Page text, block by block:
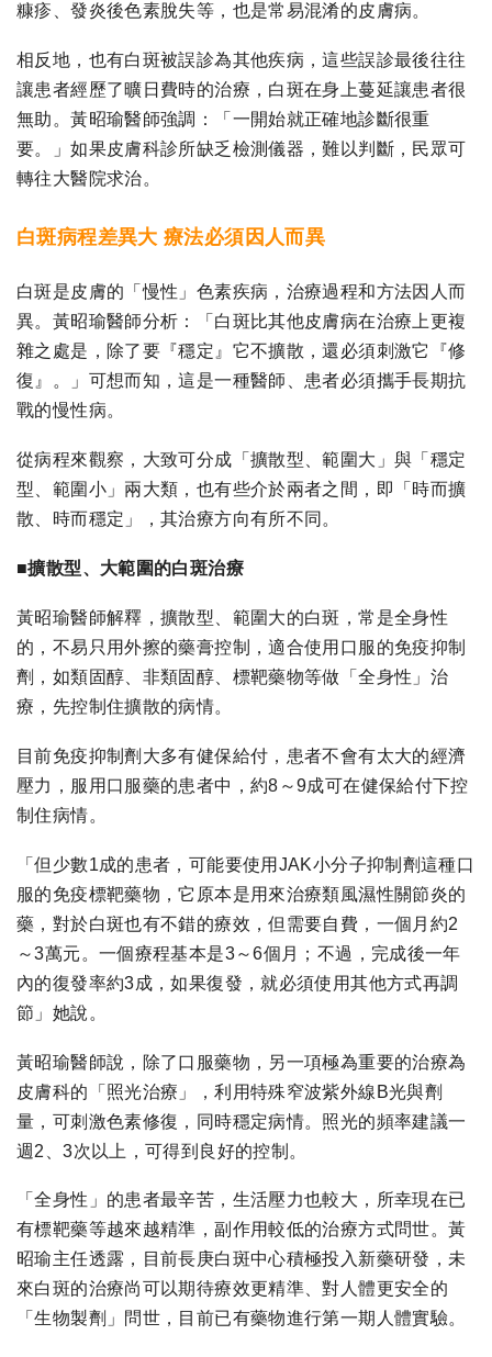
糠疹、發炎後色素脫失等，也是常易混淆的皮膚病。
相反地，也有白斑被誤診為其他疾病，這些誤診最後往往
讓患者經歷了曠日費時的治療，白斑在身上蔓延讓患者很
無助。黃昭瑜醫師強調：「一開始就正確地診斷很重
要。」如果皮膚科診所缺乏檢測儀器，難以判斷，民眾可
轉往大醫院求治。
白斑病程差異大 療法必須因人而異
白斑是皮膚的「慢性」色素疾病，治療過程和方法因人而
異。黃昭瑜醫師分析：「白斑比其他皮膚病在治療上更複
雜之處是，除了要『穩定』它不擴散，還必須刺激它『修
復』。」可想而知，這是一種醫師、患者必須攜手長期抗
戰的慢性病。
從病程來觀察，大致可分成「擴散型、範圍大」與「穩定
型、範圍小」兩大類，也有些介於兩者之間，即「時而擴
散、時而穩定」，其治療方向有所不同。
■擴散型、大範圍的白斑治療
黃昭瑜醫師解釋，擴散型、範圍大的白斑，常是全身性
的，不易只用外擦的藥膏控制，適合使用口服的免疫抑制
劑，如類固醇、非類固醇、標靶藥物等做「全身性」治
療，先控制住擴散的病情。
目前免疫抑制劑大多有健保給付，患者不會有太大的經濟
壓力，服用口服藥的患者中，約8～9成可在健保給付下控
制住病情。
「但少數1成的患者，可能要使用JAK小分子抑制劑這種口
服的免疫標靶藥物，它原本是用來治療類風濕性關節炎的
藥，對於白斑也有不錯的療效，但需要自費，一個月約2
～3萬元。一個療程基本是3～6個月；不過，完成後一年
內的復發率約3成，如果復發，就必須使用其他方式再調
節」她說。
黃昭瑜醫師說，除了口服藥物，另一項極為重要的治療為
皮膚科的「照光治療」，利用特殊窄波紫外線B光與劑
量，可刺激色素修復，同時穩定病情。照光的頻率建議一
週2、3次以上，可得到良好的控制。
「全身性」的患者最辛苦，生活壓力也較大，所幸現在已
有標靶藥等越來越精準，副作用較低的治療方式問世。黃
昭瑜主任透露，目前長庚白斑中心積極投入新藥研發，未
來白斑的治療尚可以期待療效更精準、對人體更安全的
「生物製劑」問世，目前已有藥物進行第一期人體實驗。